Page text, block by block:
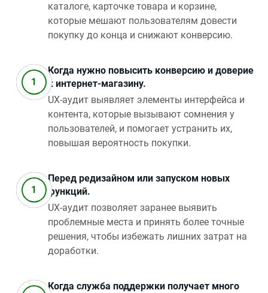
каталоге, карточке товара и корзине,
которые мешают пользователям довести
покупку до конца и снижают конверсию.
Когда нужно повысить конверсию и доверие
к интернет‑магазину.
UX‑аудит выявляет элементы интерфейса и
контента, которые вызывают сомнения у
пользователей, и помогает устранить их,
повышая вероятность покупки.
Перед редизайном или запуском новых
функций.
UX‑аудит позволяет заранее выявить
проблемные места и принять более точные
решения, чтобы избежать лишних затрат на
доработки.
Когда служба поддержки получает много